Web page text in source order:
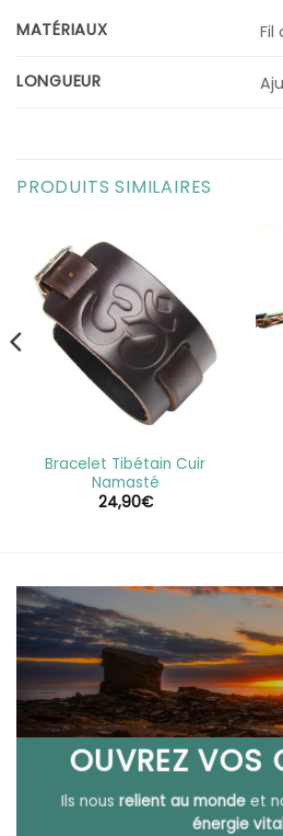
MATÉRIAUX Fil
LONGUEUR
PRODUITS SIMILAIRES
Bracelet Tibétain Cuir
Namasté
24,90€
OUVREZ VOS
Ils nous relient au mondeet
énergie